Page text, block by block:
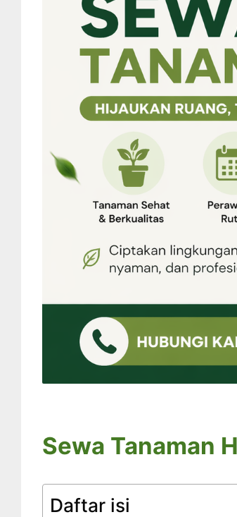
Sewa Tanaman
Daftar isi